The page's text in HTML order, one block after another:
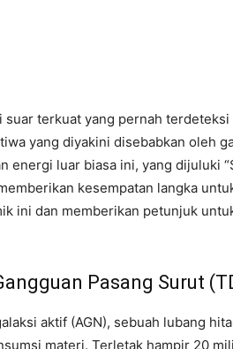
suar terkuat yang pernah
yang diyakini disebabkan oleh
energi luar biasa ini, yang dijuluki
kesempatan langka
ini dan memberikan petunjuk
Pasang Surut
aktif (AGN), sebuah lubang
materi. Terletak hampir 20